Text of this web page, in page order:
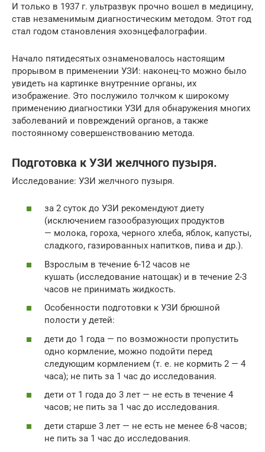
И только в 1937 г. ультразвук прочно вошел в медицину,
став незаменимым диагностическим методом. Этот год
стал годом становления эхоэнцефалографии.
Начало пятидесятых ознаменовалось настоящим
прорывом в применении УЗИ: наконец-то можно было
увидеть на картинке внутренние органы, их
изображение. Это послужило толчком к широкому
применению диагностики УЗИ для обнаружения многих
заболеваний и повреждений органов, а также
постоянному совершенствованию метода.
Подготовка к УЗИ желчного пузыря.
Исследование: УЗИ желчного пузыря.
за 2 суток до УЗИ рекомендуют диету
(исключением газообразующих продуктов
— молока, гороха, черного хлеба, яблок, капусты,
сладкого, газированных напитков, пива и др.).
Взрослым в течение 6-12 часов не
кушать (исследование натощак) и в течение 2-3
часов не принимать жидкость.
Особенности подготовки к УЗИ брюшной
полости у детей:
дети до 1 года — по возможности пропустить
одно кормление, можно подойти перед
следующим кормлением (т. е. не кормить 2 — 4
часа); не пить за 1 час до исследования.
дети от 1 года до 3 лет — не есть в течение 4
часов; не пить за 1 час до исследования.
дети старше 3 лет — не есть не менее 6-8 часов;
не пить за 1 час до исследования.